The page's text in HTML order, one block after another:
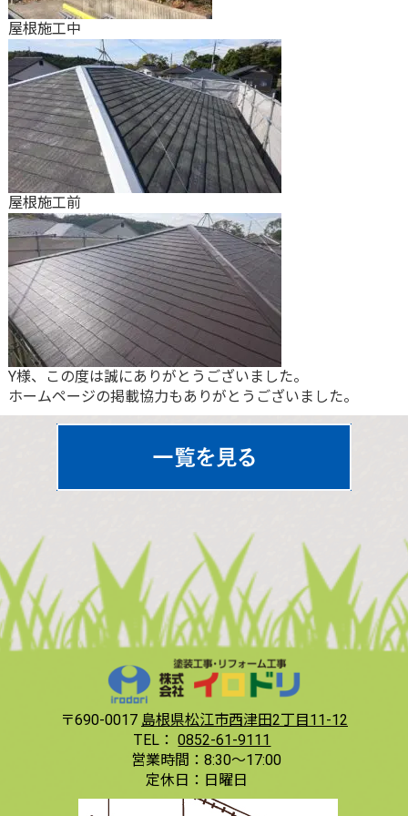
屋根施工中
屋根施工前
Y様、この度は誠にありがとうございました。
ホームページの掲載協力もありがとうございました。
〒690-0017 島根県松江市西津田2丁目11-12
TEL： 0852-61-9111
営業時間： 8:30〜17:00
定休日： 日曜日